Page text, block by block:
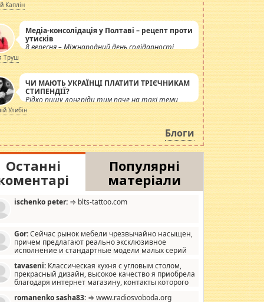
Каплін
Медіа-консолідація у Полтаві – рецепт проти
утисків
8 вересня – Міжнародний день солідарності
журналістів.
Труш
ЧИ МАЮТЬ УКРАЇНЦІ ПЛАТИТИ ТРІЄЧНИКАМ
СТИПЕНДІЇ?
Рідко пишу лонгріди тим паче на такі теми,
але вже просто дістало! Обурюють сьогоднішні
інсенуації навколо стипендіального питання.
Штучно роздувається ще одна соціальна
катастрофа.
Улибін
Блоги
Останні
Популярні
матеріали
ischenko peter: ⇒ blts-tattoo.com
Gor:Сейчас рынок мебели чрезвычайно насыщен,
причем предлагают реально эксклюзивное
исполнение и стандартные модели малых серий
мало походит на стандартные формы, в MebelOk,
и что главное - со вкусом все в порядке,
ненужных наворотов удорожающих мебель, а это не
tavaseni: Классическая кухня с угловым столом,
прекрасный дизайн, высокое качество я приобрела
благодаря интернет магазину, контакты которого
romanenko sasha83: ⇒ www.radiosvoboda.org